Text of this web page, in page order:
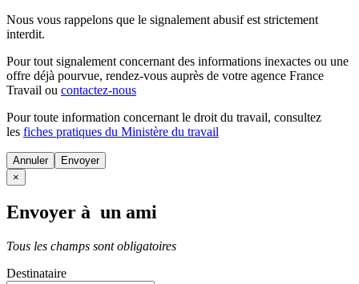
Nous vous rappelons que le signalement abusif est strictement
interdit.
Pour tout signalement concernant des informations inexactes ou une
offre déjà pourvue, rendez-vous auprès de votre agence France
Travail ou contactez-nous
Pour toute information concernant le droit du travail, consultez
les fiches pratiques du Ministère du travail
Annuler
×
Envoyer à un ami
Tous les champs sont obligatoires
Destinataire